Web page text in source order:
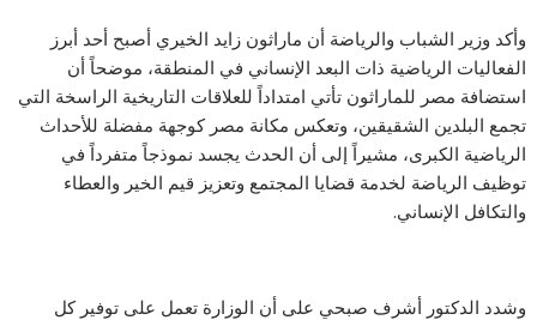
وأكد وزير الشباب والرياضة أن ماراثون زايد الخيري أصبح أحد أبرز
الفعاليات الرياضية ذات البعد الإنساني في المنطقة، موضحاً أن
استضافة مصر للماراثون تأتي امتداداً للعلاقات التاريخية الراسخة التي
تجمع البلدين الشقيقين، وتعكس مكانة مصر كوجهة مفضلة للأحداث
الرياضية الكبرى، مشيراً إلى أن الحدث يجسد نموذجاً متفرداً في
توظيف الرياضة لخدمة قضايا المجتمع وتعزيز قيم الخير والعطاء
والتكافل الإنساني.
وشدد الدكتور أشرف صبحي على أن الوزارة تعمل على توفير كل